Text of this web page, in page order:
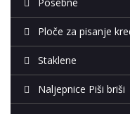
Ploče za pisanje
Staklene
Naljepnice Piši briši